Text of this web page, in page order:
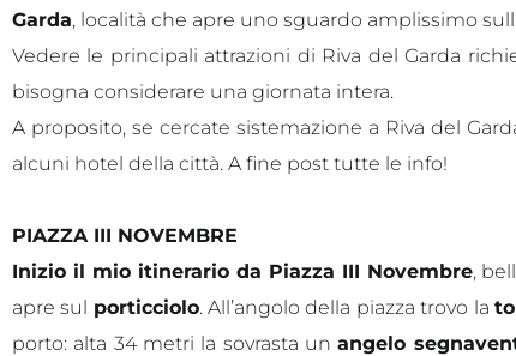
Garda, località che apre uno sguardo amplissimo
Vedere le principali attrazioni di Riva del Garda
bisogna considerare una giornata intera.
A proposito, se cercate sistemazione a Riva del
alcuni hotel della città. A fine post tutte le info!
PIAZZA III NOVEMBRE
Inizio il mio itinerario da Piazza III Novembre,
apre sul porticciolo. All’angolo della piazza trovo la
porto: alta 34 metri la sovrasta unangelo